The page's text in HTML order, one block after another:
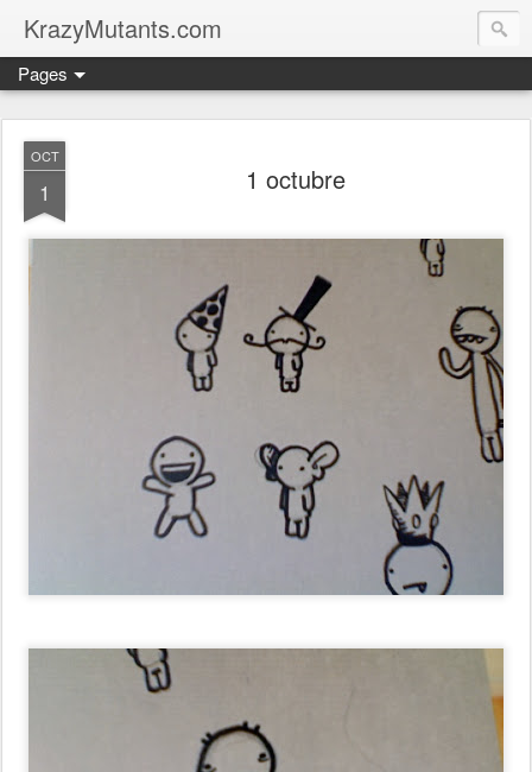
KrazyMutants.com
Pages
OCT
1 1 octubre